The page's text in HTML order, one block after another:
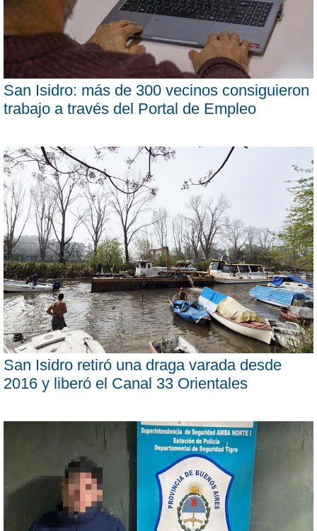
San Isidro: más de 300 vecinos consiguieron
trabajo a través del Portal de Empleo
San Isidro retiró una draga varada desde
2016 y liberó el Canal 33 Orientales